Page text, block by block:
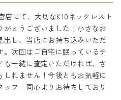
店にて、大切なK10ネックレスト
がとうございました！小さなお
し、当店にお持ち込みいただ
。次回はご自宅に眠っているチ
も一緒に査定いただければ、さ
しれません！今後ともお気軽に
フ一同心よりお待ちしており